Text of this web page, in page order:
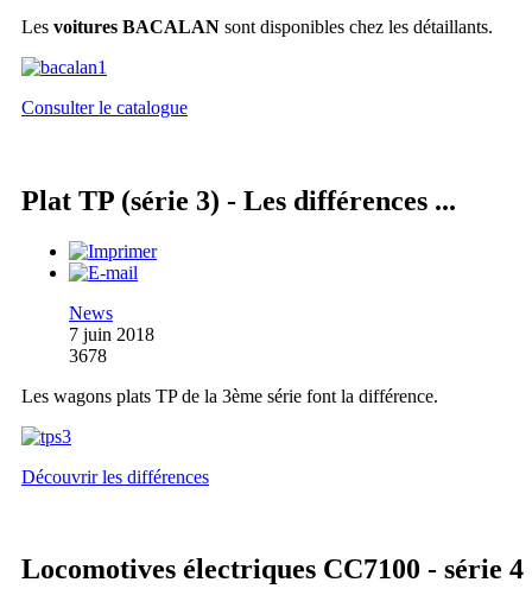
Les voitures BACALAN sont disponibles chez les détaillants.
Consulter le catalogue
Plat TP (série 3) - Les différences ...
News
7 juin 2018
3678
Les wagons plats TP de la 3ème série font la différence.
Découvrir les différences
Locomotives électriques CC7100 - série 4